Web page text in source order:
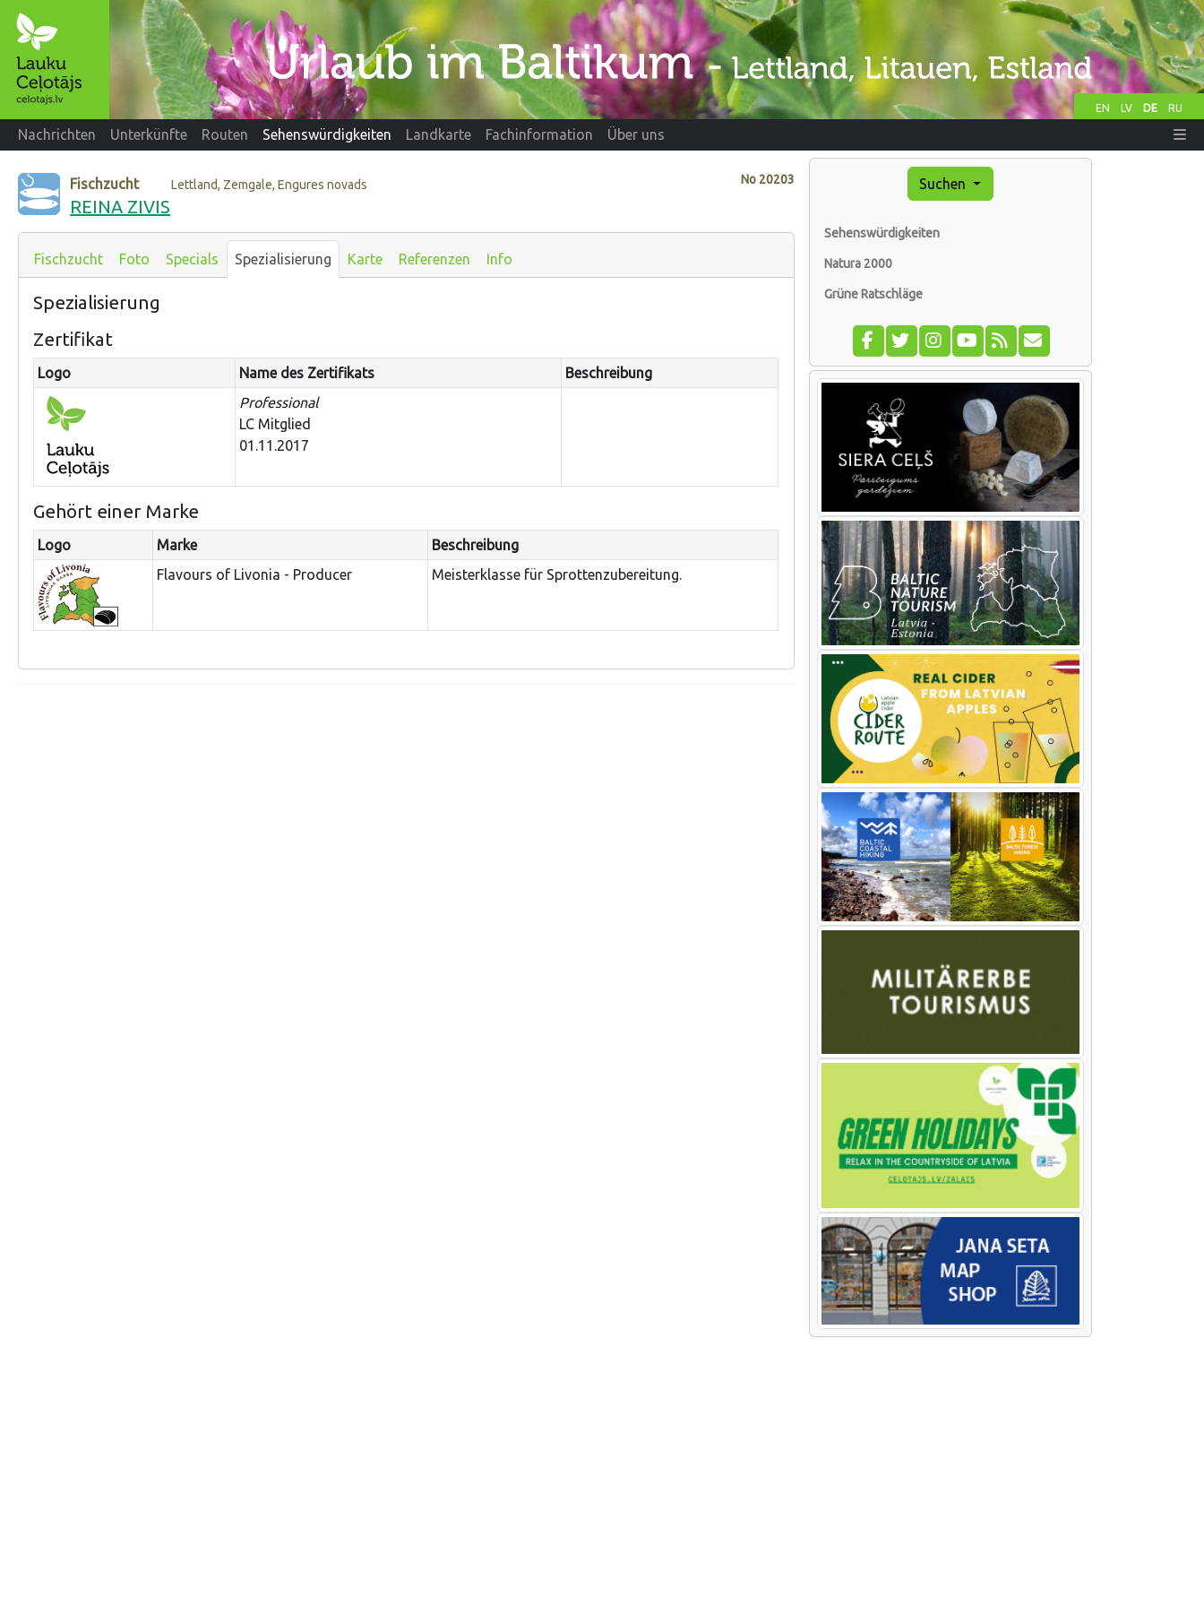
EN LV DE RU
Nachrichten Unterkünfte Routen Sehenswürdigkeiten Landkarte Fachinformation Über uns
No 20203
Fischzucht Lettland, Zemgale, Engures novads
REINA ZIVIS
Fischzucht Foto Specials Spezialisierung Karte Referenzen Info
Spezialisierung
Zertifikat
Logo Name des Zertifikats
Beschreibung
Professional
LC Mitglied
01.11.2017
Gehört einer Marke
Logo Marke
Beschreibung
Flavours of Livonia - Producer
Meisterklasse für Sprottenzubereitung.
Suchen
Sehenswürdigkeiten
Natura 2000
Grüne Ratschläge